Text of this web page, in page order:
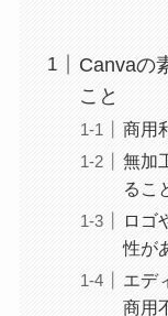
Canvaの
こと
商用
無加
るこ
ロゴ
性が
エデ
商用